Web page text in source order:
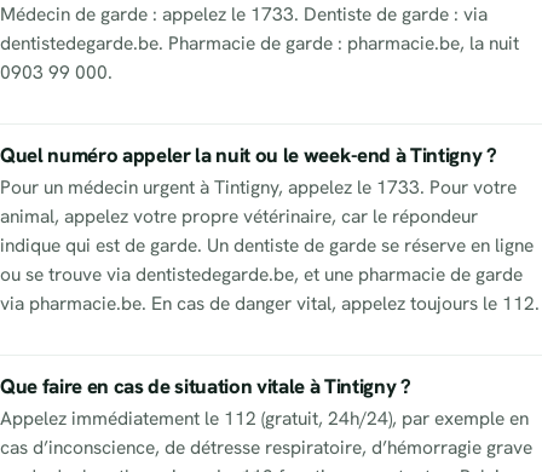
Médecin de garde : appelez le 1733. Dentiste de garde : via
dentistedegarde.be. Pharmacie de garde : pharmacie.be, la nuit
0903 99 000.
Quel numéro appeler la nuit ou le week-end à Tintigny ?
Pour un médecin urgent à Tintigny, appelez le 1733. Pour votre
animal, appelez votre propre vétérinaire, car le répondeur
indique qui est de garde. Un dentiste de garde se réserve en ligne
ou se trouve via dentistedegarde.be, et une pharmacie de garde
via pharmacie.be. En cas de danger vital, appelez toujours le 112.
Que faire en cas de situation vitale à Tintigny ?
Appelez immédiatement le 112 (gratuit, 24h/24), par exemple en
cas d’inconscience, de détresse respiratoire, d’hémorragie grave